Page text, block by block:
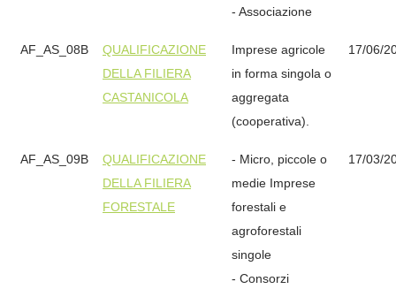
- Associazione
AF_AS_08B
QUALIFICAZIONE
DELLA FILIERA
CASTANICOLA
Imprese agricole
in forma singola o
aggregata
(cooperativa).
17/06/
AF_AS_09B
QUALIFICAZIONE
DELLA FILIERA
FORESTALE
- Micro, piccole o
medie Imprese
forestali e
agroforestali
singole
- Consorzi
17/03/